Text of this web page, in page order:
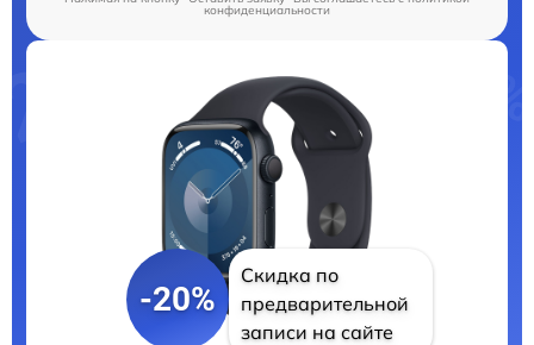
конфиденциальности
-20%
Скидка по
предварительной
записи на сайте